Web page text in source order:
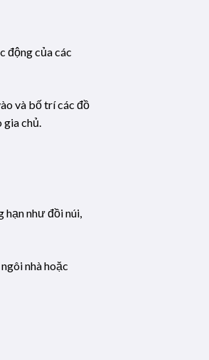
động của các
và bố trí các đồ
gia chủ.
như đồi núi,
nhà hoặc